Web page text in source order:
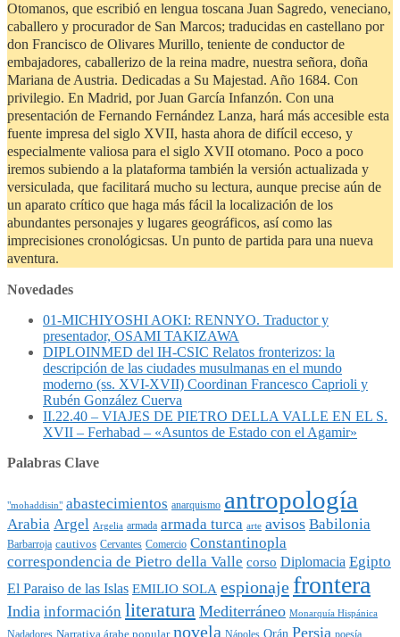
Otomanos, que escribió en lengua toscana Juan Sagredo, veneciano,
caballero y procurador de San Marcos; traducidas en castellano por
don Francisco de Olivares Murillo, teniente de conductor de
embajadores, caballerizo de la reina madre, nuestra señora, doña
Mariana de Austria. Dedicadas a Su Majestad. Año 1684. Con
privilegio. En Madrid, por Juan García Infanzón. Con una
presentación de Fernando Fernández Lanza, hará más accesible esta
fuente impresa del siglo XVII, hasta ahora de difícil ecceso, y
especialmente valiosa para el siglo XVII otomano. Poco a poco
iremos subiendo a la plataforma también la versión actualizada y
versiculada, que facilitará mucho su lectura, aunque precise aún de
un aparato crítico que haga más fácil la localización de los
abundantes personajes y lugares geográficos, así como las
imprecisiones cronológicsas. Un punto de partida para una nueva
aventura.
Novedades
01-MICHIYOSHI AOKI: RENNYO. Traductor y
presentador, OSAMI TAKIZAWA
DIPLOINMED del IH-CSIC Relatos fronterizos: la
descripción de las ciudades musulmanas en el mundo
moderno (ss. XVI-XVII) Coordinan Francesco Caprioli y
Rubén González Cuerva
II.22.40 – VIAJES DE PIETRO DELLA VALLE EN EL S.
XVII – Ferhabad – «Asuntos de Estado con el Agamir»
Palabras Clave
"mohaddisin" abastecimientos anarquismo antropología
Arabia Argel Argelia armada armada turca arte avisos Babilonia
Barbarroja cautivos Cervantes Comercio Constantinopla
correspondencia de Pietro della Valle corso Diplomacia Egipto
El Paraiso de las Islas EMILIO SOLA espionaje frontera
India información literatura Mediterráneo Monarquía Hispánica
Nadadores Narrativa árabe popular novela Nápoles Orán Persia poesía